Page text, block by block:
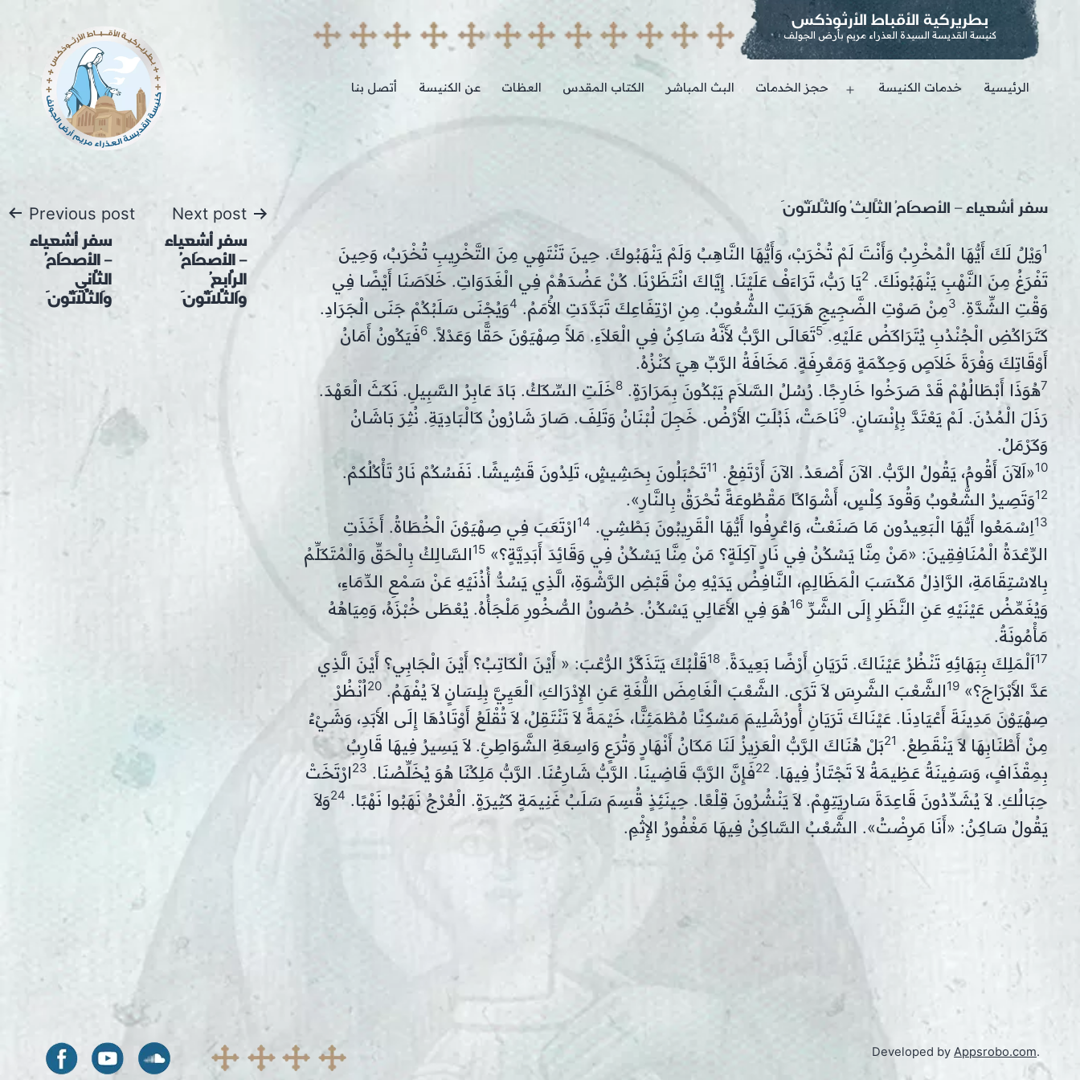
بطريركية الأقباط الأرثوذكس
كنيسة القديسة السيدة العذراء مريم بأرض الجولف
الرئيسية خدمات الكنيسة
Open
حجز الخدمات البث المباشر الكتاب المقدس العظات عن الكنيسة أتصل بنا
سفر أشعياء – الأصحَاحُ الثَّالِثُ وَالثَّلاَثُونَ
1وَيْلٌ لَكَ أَيُّهَا الْمُخْرِبُ وَأَنْتَ لَمْ تُخْرَبْ، وَأَيُّهَا النَّاهِبُ وَلَمْ يَنْهَبُوكَ. حِينَ تَنْتَهِي مِنَ التَّخْرِيبِ تُخْرَبُ، وَحِينَ
تَفْرَغُ مِنَ النَّهْبِ يَنْهَبُونَكَ. 2يَا رَبُّ، تَرَاءَفْ عَلَيْنَا. إِيَّاكَ انْتَظَرْنَا. كُنْ عَضُدَهُمْ فِي الْغَدَوَاتِ. خَلاَصَنَا أَيْضًا فِي
وَقْتِ الشِّدَّةِ. 3مِنْ صَوْتِ الضَّجِيجِ هَرَبَتِ الشُّعُوبُ. مِنِ ارْتِفَاعِكَ تَبَدَّدَتِ الأُمَمُ. 4وَيُجْنَى سَلَبُكُمْ جَنَى الْجَرَادِ.
كَتَرَاكُضِ الْجُنْدُبِ يُتَرَاكَضُ عَلَيْهِ.5تَعَالَى الرَّبُّ لأَنَّهُ سَاكِنٌ فِي الْعَلاَءِ. مَلأَ صِهْيَوْنَ حَقًّا وَعَدْلاً.6فَيَكُونُ أَمَانُ
أَوْقَاتِكَ وَفْرَةَ خَلاَصٍ وَحِكْمَةٍ وَمَعْرِفَةٍ. مَخَافَةُ الرَّبِّ هِيَ كَنْزُهُ.
7هُوَذَا أَبْطَالُهُمْ قَدْ صَرَخُوا خَارِجًا. رُسُلُ السَّلاَمِ يَبْكُونَ بِمَرَارَةٍ.8خَلَتِ السِّكَكُ. بَادَ عَابِرُ السَّبِيلِ. نَكَثَ الْعَهْدَ.
رَذَلَ الْمُدُنَ. لَمْ يَعْتَدَّ بِإِنْسَانٍ.9نَاحَتْ، ذَبُلَتِ الأَرْضُ. خَجِلَ لُبْنَانُ وَتَلِفَ. صَارَ شَارُونُ كَالْبَادِيَةِ. نُثِرَ بَاشَانُ
وَكَرْمَلُ.
10«اَلآنَ أَقُومُ، يَقُولُ الرَّبُّ. الآنَ أَصْعَدُ. الآنَ أَرْتَفِعُ. 11تَحْبَلُونَ بِحَشِيشٍ، تَلِدُونَ قَشِيشًا. نَفَسُكُمْ نَارٌ تَأْكُلُكمْ.
12وَتَصِيرُ الشُّعُوبُ وَقُودَ كِلْسٍ، أَشْوَاكًا مَقْطُوعَةً تُحْرَقُ بِالنَّارِ».
13اِسْمَعُوا أَيُّهَا الْبَعِيدُون مَا صَنَعْتُ، وَاعْرِفُوا أَيُّهَا الْقَرِيبُونَ بَطْشِي. 14ارْتَعَبَ فِي صِهْيَوْنَ الْخُطَاةُ. أَخَذَتِ
الرِّعْدَةُ الْمُنَافِقِينَ: «مَنْ مِنَّا يَسْكُنُ فِي نَارٍ آكِلَةٍ؟ مَنْ مِنَّا يَسْكُنُ فِي وَقَائِدَ أَبَدِيَّةٍ؟»15السَّالِكُ بِالْحَقِّ وَالْمُتَكَلِّمُ
بِالاسْتِقَامَةِ، الرَّاذِلُ مَكْسَبَ الْمَظَالِمِ، النَّافِضُ يَدَيْهِ مِنْ قَبْضِ الرَّشْوَةِ، الَّذِي يَسُدُّ أُذُنَيْهِ عَنْ سَمْعِ الدِّمَاءِ،
وَيُغَمِّضُ عَيْنَيْهِ عَنِ النَّظَرِ إِلَى الشَّرِّ16هُوَ فِي الأَعَالِي يَسْكُنُ. حُصُونُ الصُّخُورِ مَلْجَأُهُ. يُعْطَى خُبْزَهُ، وَمِيَاهُهُ
مَأْمُونَةٌ.
17اَلْمَلِكَ بِبَهَائِهِ تَنْظُرُ عَيْنَاكَ. تَرَيَانِ أَرْضًا بَعِيدَةً.18قَلْبُكَ يَتَذَكَّرُ الرُّعْبَ: « أَيْنَ الْكَاتِبُ؟ أَيْنَ الْجَابِي؟ أَيْنَ الَّذِي
عَدَّ الأَبْرَاجَ؟»19الشَّعْبَ الشَّرِسَ لاَ تَرَى. الشَّعْبَ الْغَامِضَ اللُّغَةِ عَنِ الإِدْرَاكِ، الْعَيِيَّ بِلِسَانٍ لاَ يُفْهَمُ.20اُنْظُرْ
صِهْيَوْنَ مَدِينَةَ أَعْيَادِنَا. عَيْنَاكَ تَرَيَانِ أُورُشَلِيمَ مَسْكِنًا مُطْمَئِنًّا، خَيْمَةً لاَ تَنْتَقِلُ، لاَ تُقْلَعُ أَوْتَادُهَا إِلَى الأَبَدِ، وَشَيْءٌ
مِنْ أَطْنَابِهَا لاَ يَنْقَطِعُ. 21بَلْ هُنَاكَ الرَّبُّ الْعَزِيزُ لَنَا مَكَانُ أَنْهَارٍ وَتُرَعٍ وَاسِعَةِ الشَّوَاطِئِ. لاَ يَسِيرُ فِيهَا قَارِبٌ
بِمِقْذَافٍ، وَسَفِينَةٌ عَظِيمَةٌ لاَ تَجْتَازُ فِيهَا. 22فَإِنَّ الرَّبَّ قَاضِينَا. الرَّبُّ شَارِعُنَا. الرَّبُّ مَلِكُنَا هُوَ يُخَلِّصُنَا. 23ارْتَخَتْ
حِبَالُكِ. لاَ يُشَدِّدُونَ قَاعِدَةَ سَارِيَتِهِمْ. لاَ يَنْشُرُونَ قِلْعًا. حِينَئِذٍ قُسِمَ سَلَبُ غَنِيمَةٍ كَثِيرَةٍ. الْعُرْجُ نَهَبُوا نَهْبًا. 24وَلاَ
يَقُولُ سَاكِنٌ: «أَنَا مَرِضْتُ». الشَّعْبُ السَّاكِنُ فِيهَا مَغْفُورُ الإِثْمِ.
Post
navigation
Previous post
سفر أشعياء
– الأصحَاحُ
الثَّانِي
وَالثَّلاَثُونَ
Next post
سفر أشعياء
– الأصحَاحُ
الرَّابِعُ
وَالثَّلاَثُونَ
Developed by Appsrobo.com.